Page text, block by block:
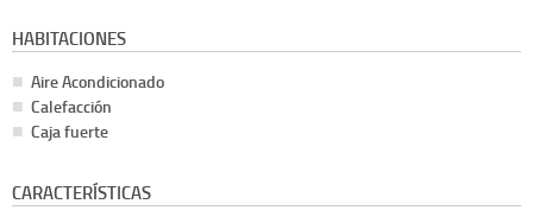
HABITACIONES
Aire Acondicionado
Calefacción
Caja fuerte
CARACTERÍSTICAS